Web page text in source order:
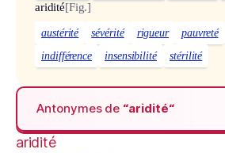
aridité[Fig.]
austérité sévérité rigueur pauvreté
indifférence
insensibilité stérilité
Antonymes de “aridité“
aridité